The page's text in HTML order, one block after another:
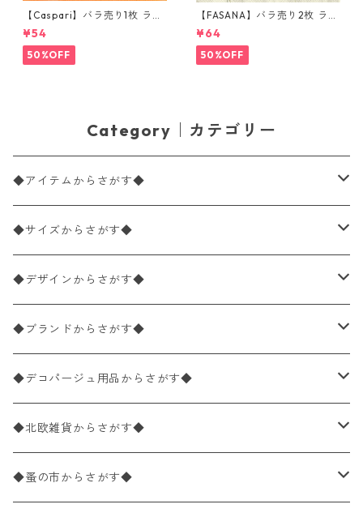
【Caspari】バラ売り1枚 ラン
チサイズ ペーパーナプキン JA
CK O'LANTERNS ホワイト
¥54
50%OFF
【FASANA】バラ売り2枚 ラン
チサイズ ペーパーナプキン Co
rnflower ナチュラル
¥64
50%OFF
Category｜カテゴリー
◆アイテムからさがす◆
ペーパーナプキン2枚バラ売り
ペーパーナプキン1枚バラ売り
ペーパーナプキン20枚入りパック
ペーパーナプキン10枚入りパック
ライスペーパー
ペーパーリネンナプキン
◆サイズからさがす◆
33×33cm（ランチサイズ）
バラ売り
パック売り
25×25cm（カクテルサイズ）
バラ売り
パック売り
40×40cm（ディナーサイズ）
バラ売り
パック売り
21×21cm（ポケットサイズ）
バラ売り
33cm（ラウンド）
◆デザインからさがす◆
花柄
植物・グリーン柄
動物・鳥・昆虫・蝶柄
海・魚柄
◆ブランドからさがす◆
ドイツ製 IHR/イア
ランチサイズ
カクテルサイズ
ドイツ製 Ambiente/アンビエンテ
ランチサイズ
ドイツ製 Paperproducts Design
◆デコパージュ用品からさがす◆
デコパージュ液
デコパージュ下地
◆北欧雑貨からさがす◆
シリコンモールド
◆蚤の市からさがす◆